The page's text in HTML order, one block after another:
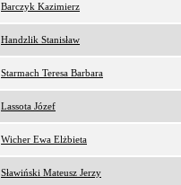
Barczyk Kazimierz
Handzlik Stanisław
Starmach Teresa Barbara
Lassota Józef
Wicher Ewa Elżbieta
Sławiński Mateusz Jerzy